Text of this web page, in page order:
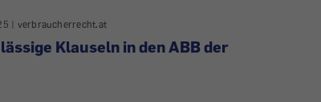
| verbraucherrecht.at
Klauseln in den ABB der